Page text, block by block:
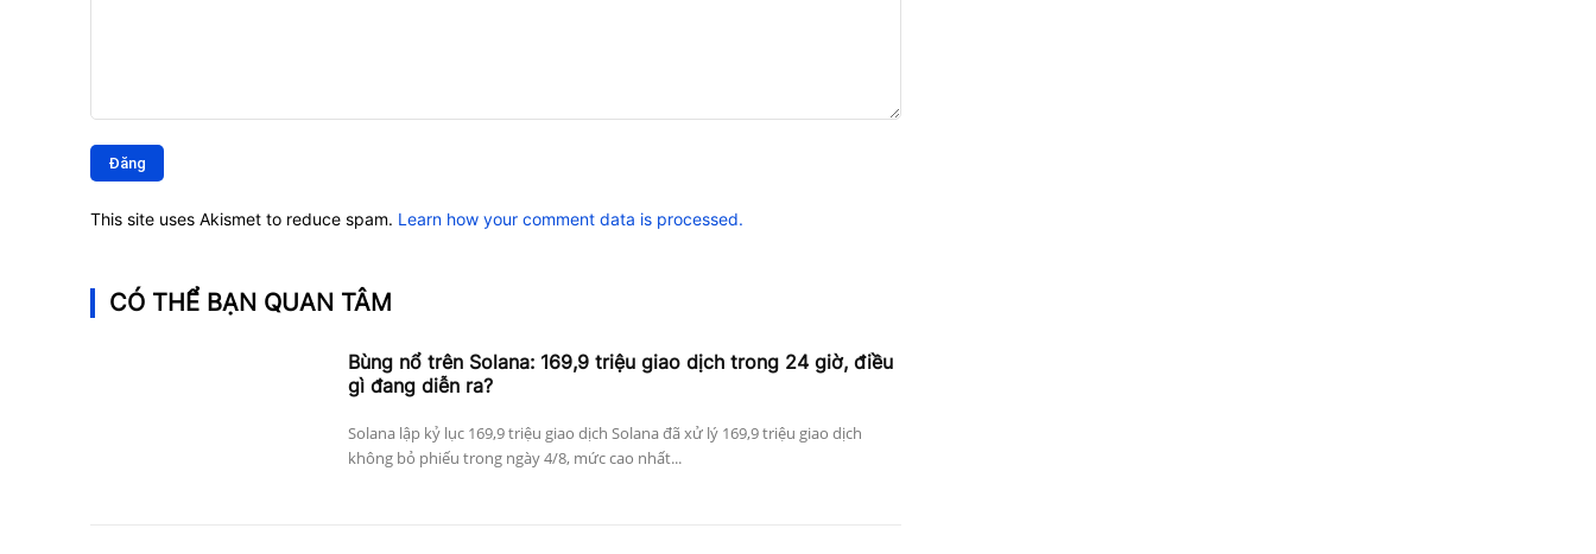
luận:
This site uses Akismet to reduce spam. Learn how your comment data is processed.
CÓ THỂ BẠN QUAN TÂM
Bùng nổ trên Solana: 169,9 triệu giao dịch trong 24 giờ, điều
gì đang diễn ra?
Solana lập kỷ lục 169,9 triệu giao dịch Solana đã xử lý 169,9 triệu giao dịch
không bỏ phiếu trong ngày 4/8, mức cao nhất...